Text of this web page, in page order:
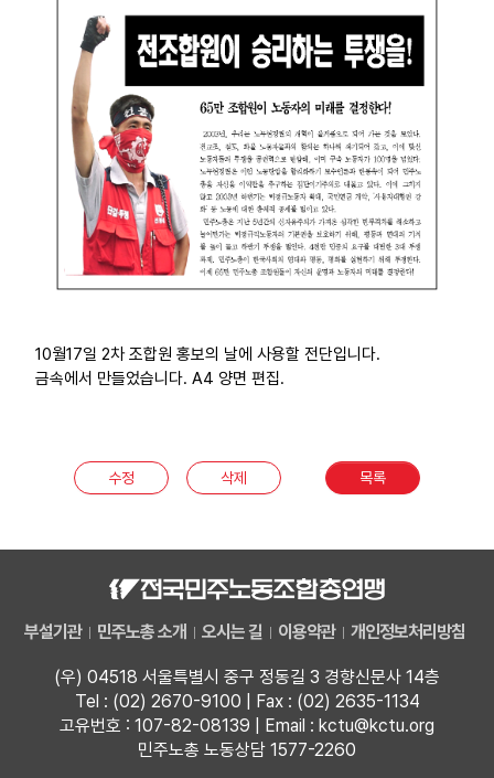
10월17일 2차 조합원 홍보의 날에 사용할 전단입니다.
금속에서 만들었습니다. A4 양면 편집.
수정 삭제 목록
부설기관 민주노총 소개 오시는 길 이용약관 개인정보처리방침
(우) 04518 서울특별시 중구 정동길 3 경향신문사 14층
Tel : (02) 2670-9100 | Fax : (02) 2635-1134
고유번호 : 107-82-08139 | Email : kctu@kctu.org
민주노총 노동상담 1577-2260